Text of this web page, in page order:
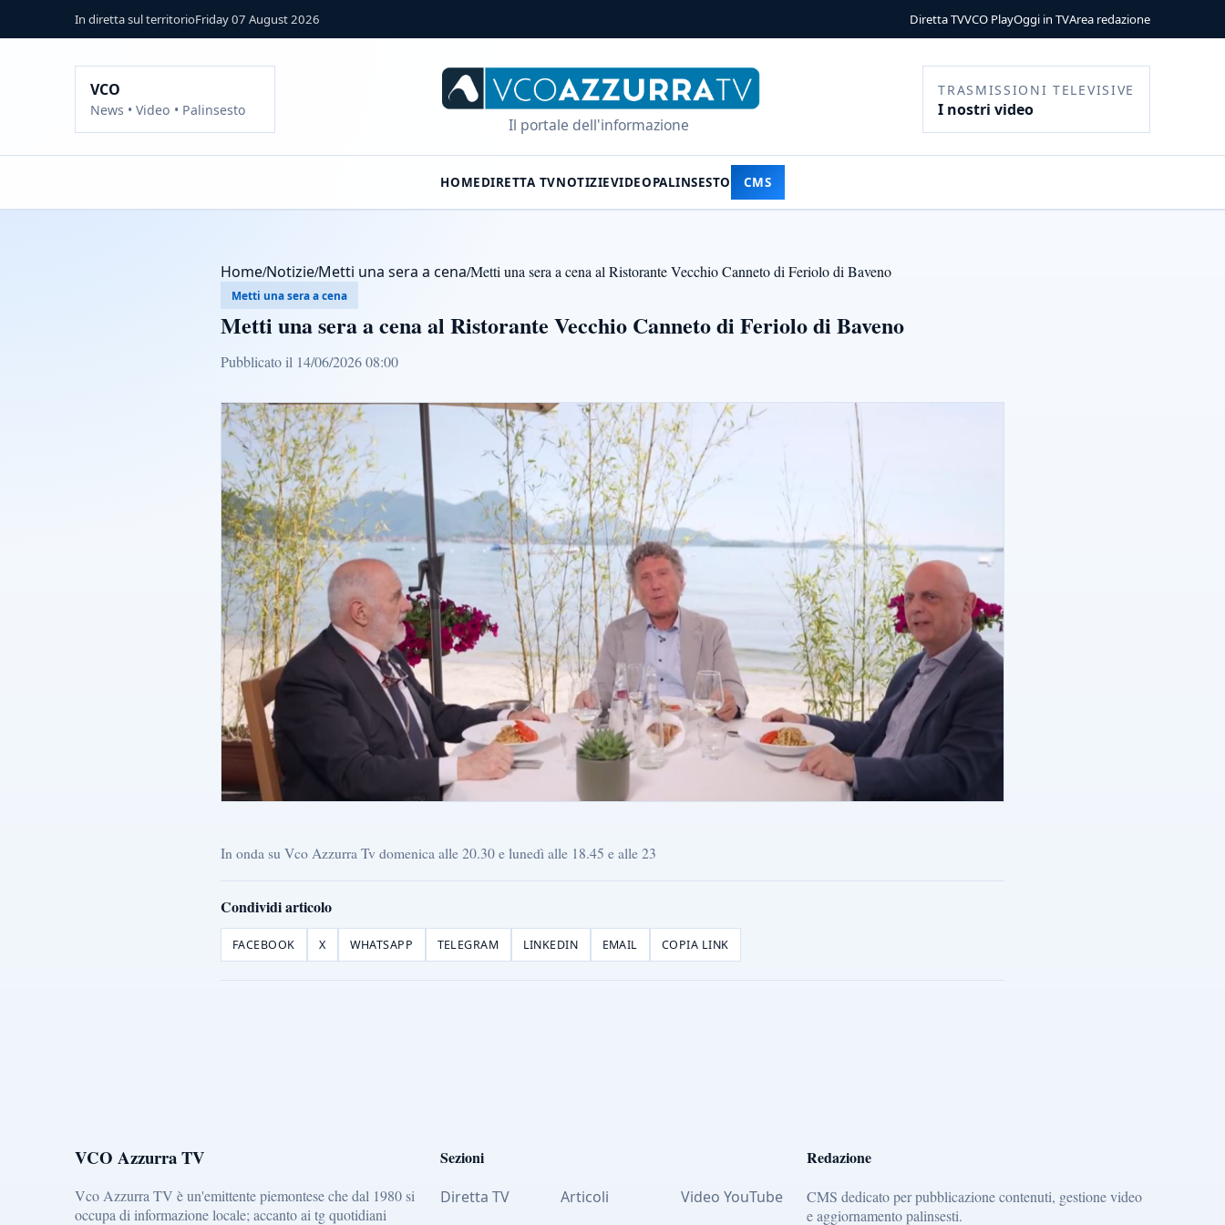
In diretta sul territorioFriday 07 August 2026 Diretta TVVCO PlayOggi in TVArea redazione
VCO
News • Video • Palinsesto
Il portale dell'informazione
TRASMISSIONI TELEVISIVE
I nostri video
HOMEDIRETTA TVNOTIZIEVIDEOPALINSESTO CMS
Home/Notizie/Metti una sera a cena/Metti una sera a cena al Ristorante Vecchio Canneto di Feriolo di Baveno
Metti una sera a cena
Metti una sera a cena al Ristorante Vecchio Canneto di Feriolo di Baveno
Pubblicato il 14/06/2026 08:00
In onda su Vco Azzurra Tv domenica alle 20.30 e lunedì alle 18.45 e alle 23
Condividi articolo
FACEBOOK X WHATSAPP TELEGRAM LINKEDIN EMAIL COPIA LINK
VCO Azzurra TV
Vco Azzurra TV è un'emittente piemontese che dal 1980 si
occupa di informazione locale; accanto ai tg quotidiani
Sezioni
Diretta TV Articoli
Video YouTube
Redazione
CMS dedicato per pubblicazione contenuti, gestione video
e aggiornamento palinsesti.